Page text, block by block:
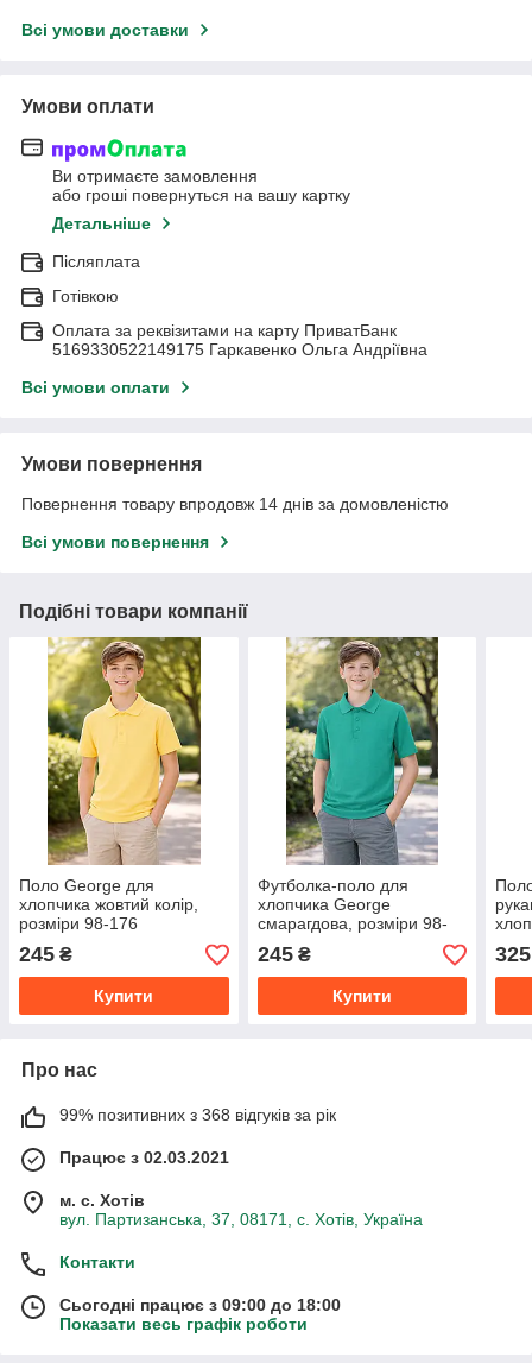
Всі умови доставки
Умови оплати
Ви отримаєте замовлення
або гроші повернуться на вашу картку
Детальніше
Післяплата
Готівкою
Оплата за реквізитами на карту ПриватБанк
5169330522149175 Гаркавенко Ольга Андріївна
Всі умови оплати
Умови повернення
Повернення товару впродовж 14 днів за домовленістю
Всі умови повернення
Подібні товари компанії
Поло George для
хлопчика жовтий колір,
розміри 98-176
245 ₴
Купити
Футболка-поло для
хлопчика George
смарагдова, розміри 98-
164
245₴
Купити
325
Про нас
99% позитивних з 368 відгуків за рік
Працює з 02.03.2021
м. с. Хотів
вул. Партизанська, 37, 08171, с. Хотів, Україна
Контакти
Сьогодні працює з 09:00 до 18:00
Показати весь графік роботи